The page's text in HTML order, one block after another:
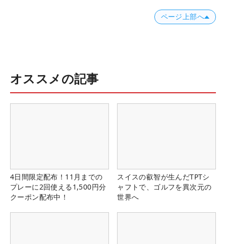
ページ上部へ
オススメの記事
4日間限定配布！11月までの
プレーに2回使える1,500円分
クーポン配布中！
スイスの叡智が生んだTPTシ
ャフトで、ゴルフを異次元の
世界へ